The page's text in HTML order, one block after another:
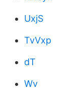
UxjS
TvVxp
dT
Wv